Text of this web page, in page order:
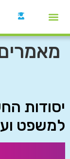
יסודות
למשפט